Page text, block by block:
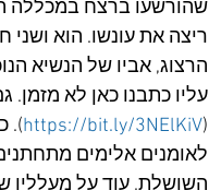
ריצה את עונשו. הוא
הרצוג, אביו של הנשיא
עליו כתבנו כאן לא מזמן.
(
https://bit.ly/3NElKiV
).
לאומנים אלימים
השושלת. עוד על מעלליו